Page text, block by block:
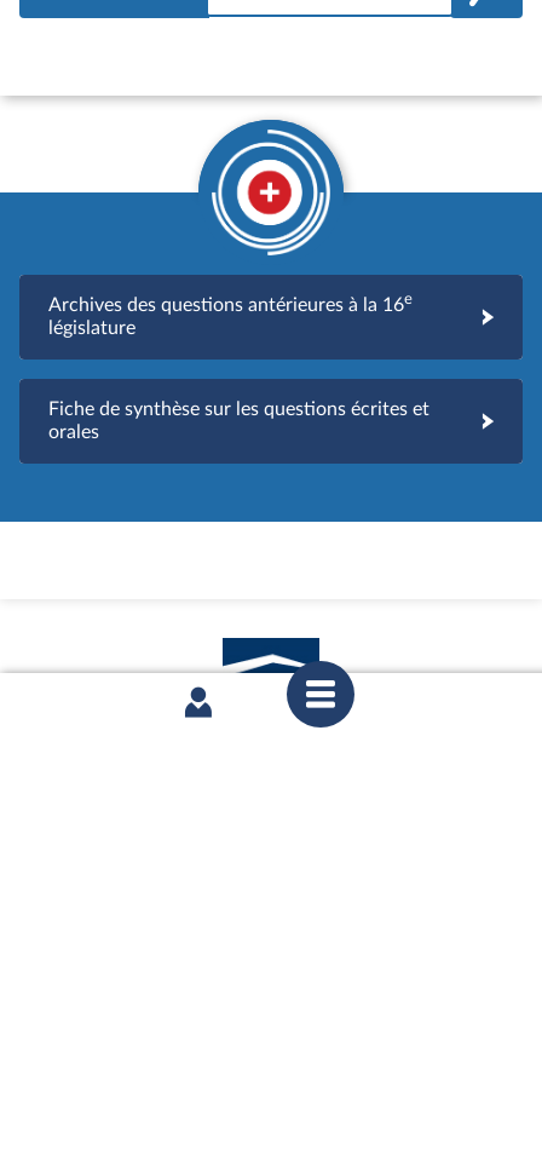
Archives des questions antérieures à la 16e
législature
Fiche de synthèse sur les questions écrites et
orales